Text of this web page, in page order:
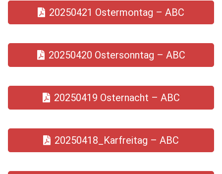
20250421 Ostermontag – ABC
20250420 Ostersonntag – ABC
20250419 Osternacht – ABC
20250418_Karfreitag – ABC